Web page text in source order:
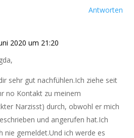
Antworten
2020 um 21:20
sehr gut nachfühlen.Ich ziehe seit
no Kontakt zu meinem
Narzisst) durch, obwohl er mich
und angerufen hat.Ich
nie gemeldet.Und ich werde es